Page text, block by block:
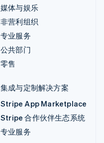
媒体与娱乐
非营利组织
专业服务
公共部门
零售
集成与定制解决方案
Stripe App Marketplace
Stripe 合作伙伴生态系统
专业服务